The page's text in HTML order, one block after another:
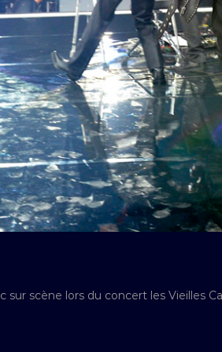
scène lors du concert les Vieilles